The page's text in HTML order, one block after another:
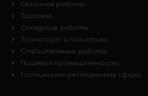
Сезонная работа
Торговля
Складские работы
Транспорт и логистика
Строительные работы
Пищевая промышленность
Гостинично-ресторанная сфера